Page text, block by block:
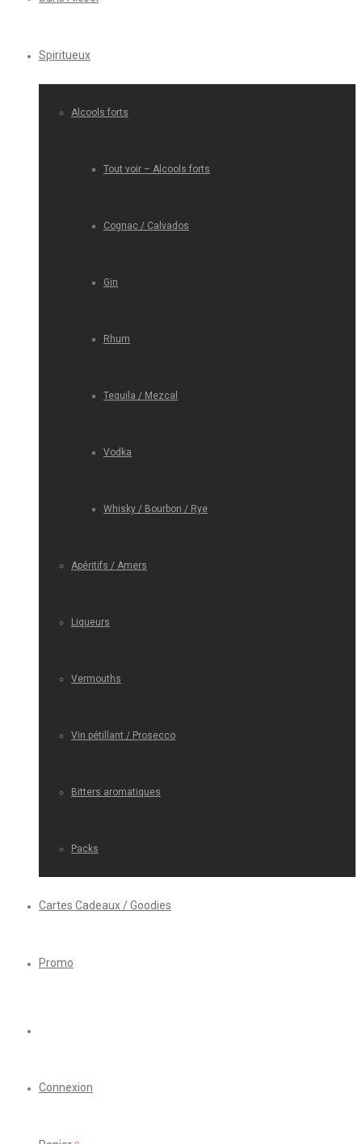
Spiritueux
Alcools forts
Tout voir – Alcools forts
Cognac / Calvados
Gin
Rhum
Tequila / Mezcal
Vodka
Whisky / Bourbon / Rye
Apéritifs / Amers
Liqueurs
Vermouths
Vin pétillant / Prosecco
Bitters aromatiques
Packs
Cartes Cadeaux / Goodies
Promo
Connexion